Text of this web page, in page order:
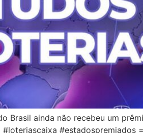
Brasil ainda não recebeu um